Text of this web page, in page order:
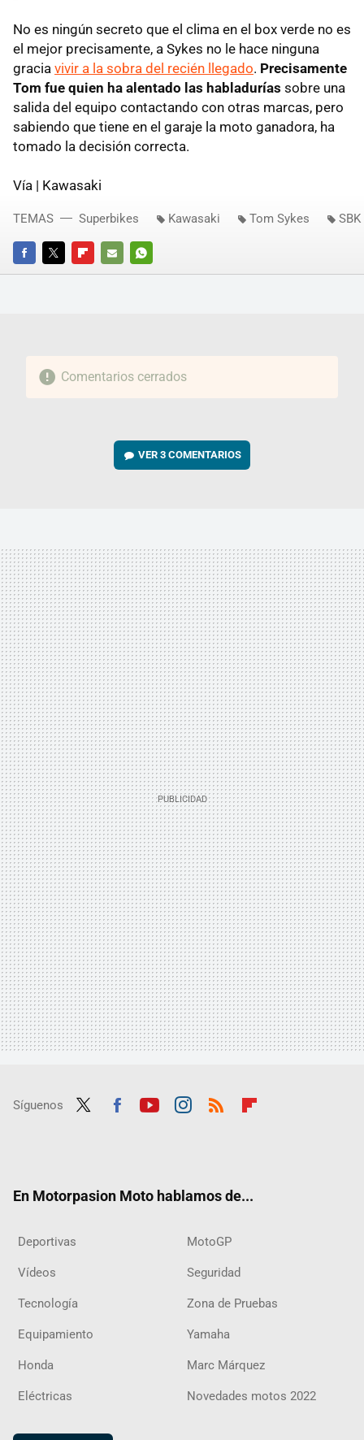
No es ningún secreto que el clima en el box verde no es
el mejor precisamente, a Sykes no le hace ninguna
gracia vivir a la sobra del recién llegado. Precisamente
Tom fue quien ha alentado las habladurías sobre una
salida del equipo contactando con otras marcas, pero
sabiendo que tiene en el garaje la moto ganadora, ha
tomado la decisión correcta.
Vía | Kawasaki
FACEBOOKTWITTERFLIPBOARD
E-
WHATSAPP
TEMAS Superbikes Kawasaki Tom Sykes
Comentarios cerrados
VER3 COMENTARIOS
Síguenos
En Motorpasion Moto hablamos de...
Deportivas MotoGP
Vídeos Seguridad
Tecnología Zona de Pruebas
Equipamiento Yamaha
Honda Marc Márquez
Eléctricas Novedades motos 2022